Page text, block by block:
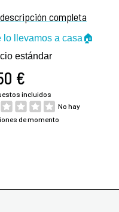
completa
lo llevamos a casa🏠
estándar
€
incluidos
No hay
de momento